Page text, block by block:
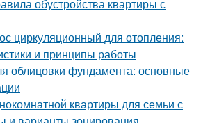
обустройства квартиры с
циркуляционный для отопления:
и принципы работы
облицовки фундамента: основные
квартиры для семьи с